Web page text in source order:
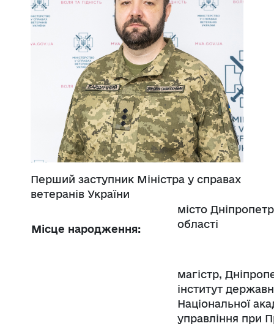
Перший заступник Міністра у справах
ветеранів України
Місце народження:
місто
області
магістр,
інститут
Національної
управління при